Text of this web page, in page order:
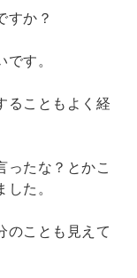
すか？
す。
ることもよく経
ったな？とかこ
た。
のことも見えて